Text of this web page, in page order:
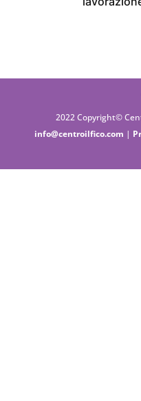
2022 Copyright©
info@centroilfico.com |